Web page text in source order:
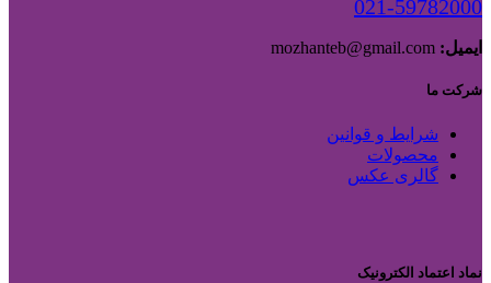
021-59782000
ایمیل:
شرکت ما
شرایط و قوانین
محصولات
گالری عکس
نماد اعتماد الکترونیک